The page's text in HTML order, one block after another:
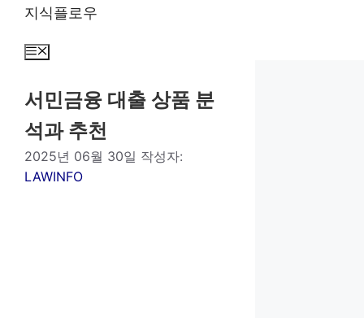
지식플로우
메
서민금융 대출 상품 분
석과 추천
2025년 06월 30일 작성자:
LAWINFO